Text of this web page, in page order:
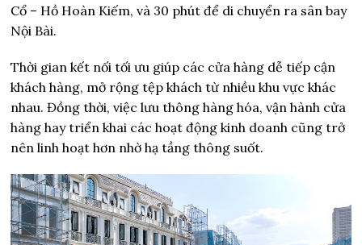
Cổ – Hồ Hoàn Kiếm, và 30 phút để di chuyển ra sân bay
Nội Bài.
Thời gian kết nối tối ưu giúp các cửa hàng dễ tiếp cận
khách hàng, mở rộng tệp khách từ nhiều khu vực khác
nhau. Đồng thời, việc lưu thông hàng hóa, vận hành cửa
hàng hay triển khai các hoạt động kinh doanh cũng trở
nên linh hoạt hơn nhờ hạ tầng thông suốt.